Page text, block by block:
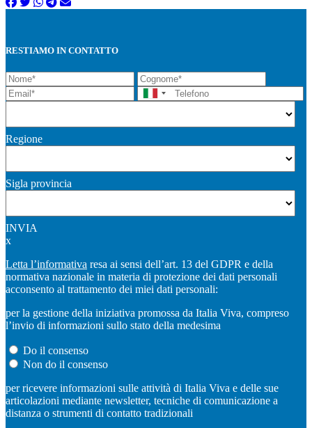
RESTIAMO IN CONTATTO
Regione
Sigla provincia
INVIA
x
Letta l’informativa resa ai sensi dell’art. 13 del GDPR e della
normativa nazionale in materia di protezione dei dati personali
acconsento al trattamento dei miei dati personali:
per la gestione della iniziativa promossa da Italia Viva, compreso
l’invio di informazioni sullo stato della medesima
Do il consenso
Non do il consenso
per ricevere informazioni sulle attività di Italia Viva e delle sue
articolazioni mediante newsletter, tecniche di comunicazione a
distanza o strumenti di contatto tradizionali